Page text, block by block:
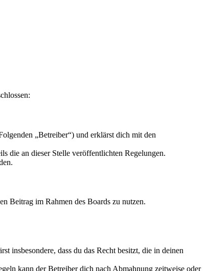
„Betreiber“) und erklärst dich mit den
die an dieser Stelle veröffentlichten Regelungen.
Beitrag im Rahmen des Boards zu nutzen.
insbesondere, dass du das Recht besitzt, die in deinen
kann der Betreiber dich nach Abmahnung zeitweise oder